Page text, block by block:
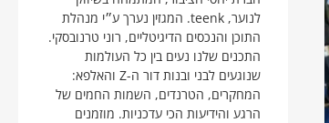
לנוער, teenk. המגזין נערך ע״י מנהלת
התוכן והנכסים הדיגיטליים, רוני טרנובסקי.
התכנים שלנו נעים בין כל העולמות
שנוגעים לבני ובנות דור ה-Z והאלפא:
המחקרים, הטרנדים, השמות החמים של
הרגע והידיעות הכי עדכניות. מוזמנים